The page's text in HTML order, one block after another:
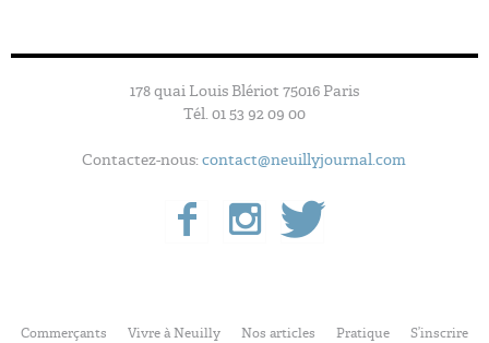
178 quai Louis Blériot 75016 Paris
Tél. 01 53 92 09 00
Contactez-nous:contact@neuillyjournal.com
Commerçants Vivre à Neuilly Nos articles Pratique S’inscrire